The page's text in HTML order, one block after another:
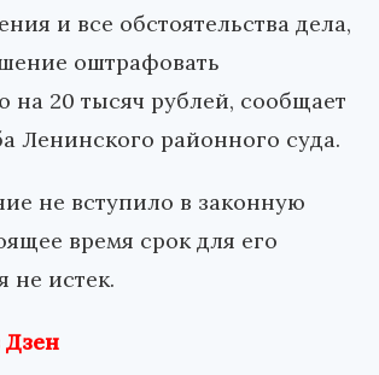
и все обстоятельства дела,
оштрафовать
на 20 тысяч рублей, сообщает
Ленинского районного суда.
не вступило в законную
время срок для его
не истек.